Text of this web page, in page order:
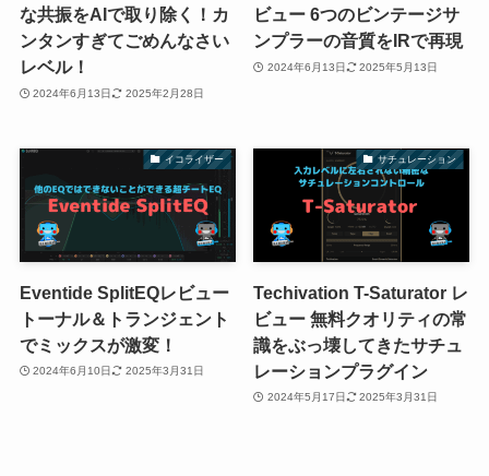
な共振をAIで取り除く！カ
ンタンすぎてごめんなさい
レベル！
2024年6月13日 2025年2月28日
ビュー 6つのビンテージサ
ンプラーの音質をIRで再現
2024年6月13日 2025年5月13日
イコライザー
Eventide SplitEQレビュー
トーナル＆トランジェント
でミックスが激変！
2024年6月10日 2025年3月31日
サチュレーション
Techivation T-Saturator レ
ビュー 無料クオリティの常
識をぶっ壊してきたサチュ
レーションプラグイン
2024年5月17日 2025年3月31日